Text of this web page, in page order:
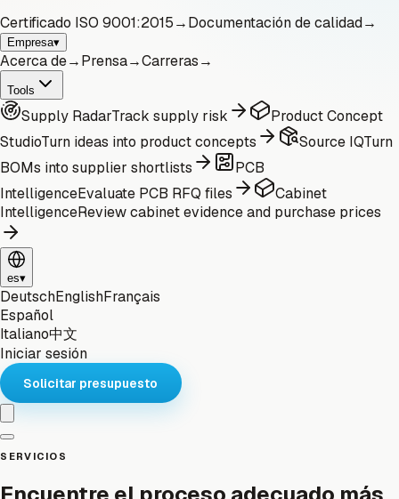
Certificado ISO 9001:2015→Documentación de calidad→
Empresa▾
Acerca de→Prensa→Carreras→
Tools
Supply RadarTrack supply risk
Product Concept
StudioTurn ideas into product concepts Source IQTurn
BOMs into supplier shortlists
PCB
IntelligenceEvaluate PCB RFQ files
Cabinet
IntelligenceReview cabinet evidence and purchase prices
es▾
DeutschEnglishFrançais
Español
Italiano中文
Iniciar sesión
Solicitar presupuesto
SERVICIOS